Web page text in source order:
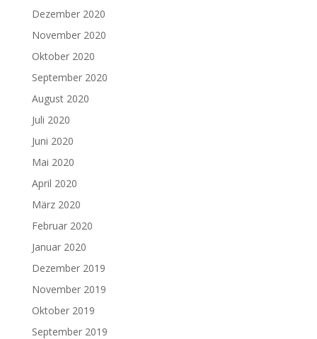
Dezember 2020
November 2020
Oktober 2020
September 2020
August 2020
Juli 2020
Juni 2020
Mai 2020
April 2020
März 2020
Februar 2020
Januar 2020
Dezember 2019
November 2019
Oktober 2019
September 2019